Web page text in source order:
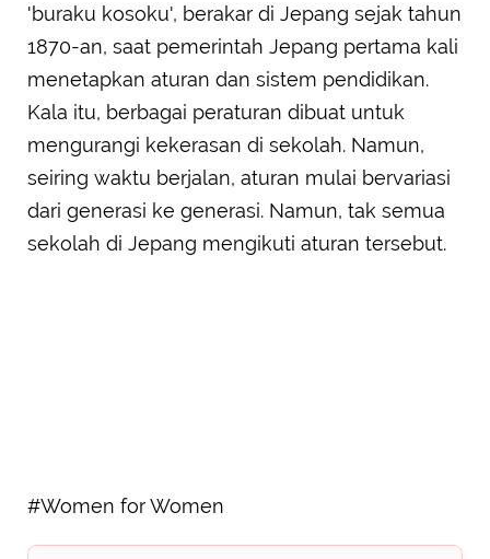
'buraku kosoku', berakar di Jepang sejak tahun
1870-an, saat pemerintah Jepang pertama kali
menetapkan aturan dan sistem pendidikan.
Kala itu, berbagai peraturan dibuat untuk
mengurangi kekerasan di sekolah. Namun,
seiring waktu berjalan, aturan mulai bervariasi
dari generasi ke generasi. Namun, tak semua
sekolah di Jepang mengikuti aturan tersebut.
#Women for Women